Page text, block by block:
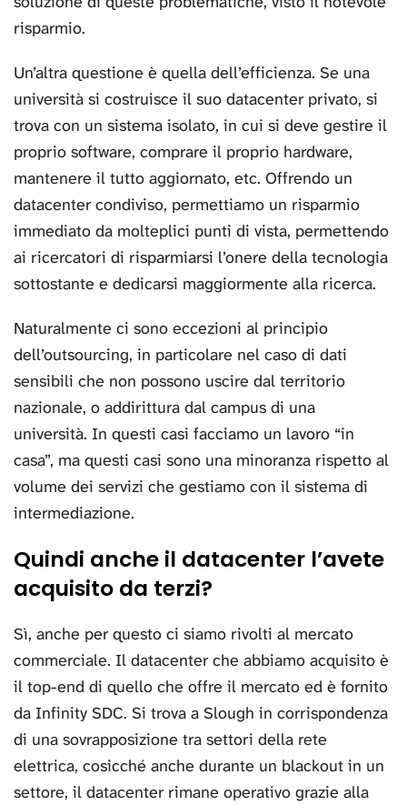
risparmio.
Un’altra questione è quella dell’efficienza. Se una
università si costruisce il suo datacenter privato, si
trova con un sistema isolato, in cui si deve gestire il
proprio software, comprare il proprio hardware,
mantenere il tutto aggiornato, etc. Offrendo un
datacenter condiviso, permettiamo un risparmio
immediato da molteplici punti di vista, permettendo
ai ricercatori di risparmiarsi l’onere della tecnologia
sottostante e dedicarsi maggiormente alla ricerca.
Naturalmente ci sono eccezioni al principio
dell’outsourcing, in particolare nel caso di dati
sensibili che non possono uscire dal territorio
nazionale, o addirittura dal campus di una
università. In questi casi facciamo un lavoro “in
casa”, ma questi casi sono una minoranza rispetto al
volume dei servizi che gestiamo con il sistema di
intermediazione.
Quindi anche il datacenter l’avete
acquisito da terzi?
Sì, anche per questo ci siamo rivolti al mercato
commerciale. Il datacenter che abbiamo acquisito è
il top-end di quello che offre il mercato ed è fornito
da Infinity SDC. Si trova a Slough in corrispondenza
di una sovrapposizione tra settori della rete
elettrica, cosicché anche durante un blackout in un
settore, il datacenter rimane operativo grazie alla